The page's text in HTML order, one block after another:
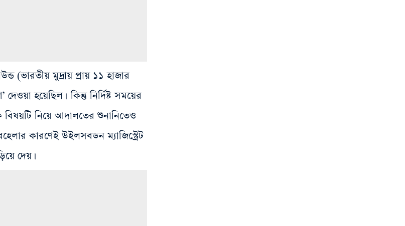
(ভারতীয় মুদ্রায় প্রায় ১১ হাজার
দেওয়া হয়েছিল। কিন্তু নির্দিষ্ট সময়ের
নিয়ে আদালতের শুনানিতেও
কারণেই উইলসবডন ম্যাজিস্ট্রেট
দেয়।